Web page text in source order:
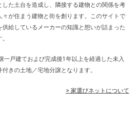
た土台を造成し、隣接する建物との関係を考
々が住まう建物と街を創ります。このサイトで
給しているメーカーの知識と想いが詰まった
戸建ておよび完成後1年以上を経過した未入
きの土地／宅地分譲となります。
> 家選びネットについて